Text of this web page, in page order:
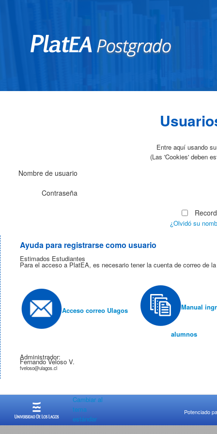
Entre aquí usando
(Las 'Cookies' deben
Nombre de usuario
Contraseña
¿Olvidó su
Ayuda para registrarse como usuario
Estimados Estudiantes
Para el acceso a PlatEA, es necesario tener la cuenta de correo de
Acceso correo Ulagos Manual
alumnos
Administrador:
Fernando Veloso V.
fveloso@ulagos.cl
Potenciado
Cambiar al
tema
estándar